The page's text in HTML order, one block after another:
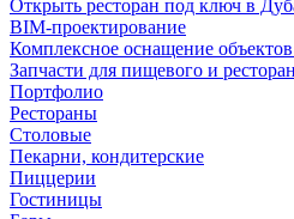
Открыть ресторан под ключ в
BIM-проектирование
Комплексное оснащение
Запчасти для пищевого и
Портфолио
Рестораны
Столовые
Пекарни, кондитерские
Пиццерии
Гостиницы